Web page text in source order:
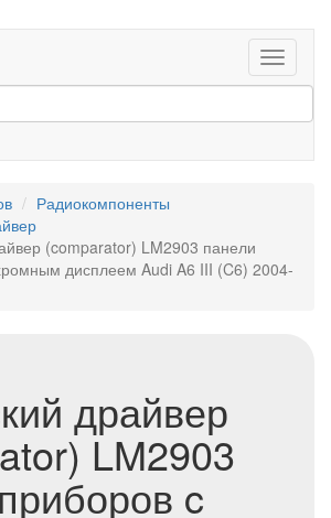
Меню
Радиокомпоненты
(comparator) LM2903 панели
дисплеем Audi A6 III (C6) 2004-
драйвер
LM2903
c